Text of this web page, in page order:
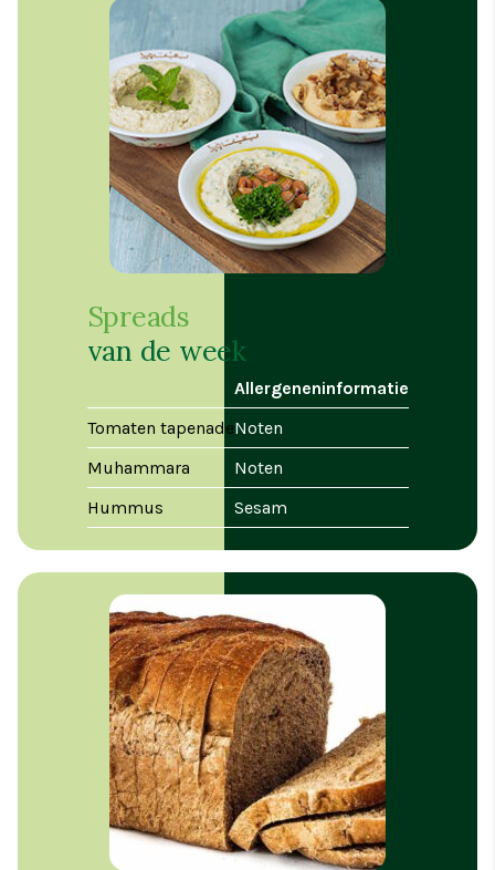
Spreads
van de week
Allergeneninformatie
Tomaten tapenadeNoten
Muhammara
Noten
Hummus
Sesam